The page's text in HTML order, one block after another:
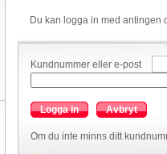
Du kan logga in med antingen
Kundnummer eller e-post
Logga in Avbryt
Om du inte minns ditt